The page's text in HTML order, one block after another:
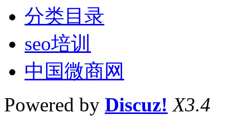
分类目录
seo培训
中国微商网
Powered by Discuz! X3.4